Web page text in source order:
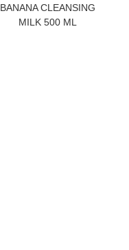
BANANA CLEANSING
MILK 500 ML